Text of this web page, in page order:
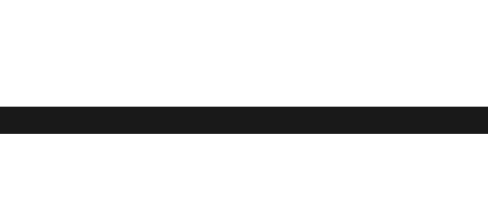
Mentions légales